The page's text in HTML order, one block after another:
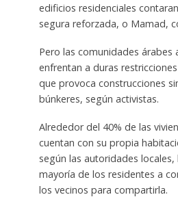
edificios residenciales
segura reforzada, o Mamad,
Pero las comunidades árabes
enfrentan a duras
que provoca construcciones
búnkeres, según activistas.
Alrededor del 40% de las
cuentan con su propia
según las autoridades
mayoría de los residentes a
los vecinos para compartirla.